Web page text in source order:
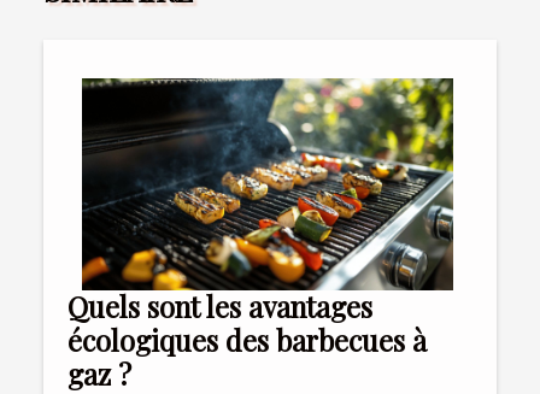
Quels sont les avantages
écologiques des barbecues à
gaz ?